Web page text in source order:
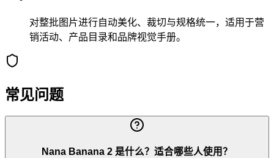
对整批图片进行自动美化、裁切与规格统一，适用于营
销活动、产品目录和品牌视觉手册。
常见问题
Nana Banana 2 是什么？适合哪些人使用？